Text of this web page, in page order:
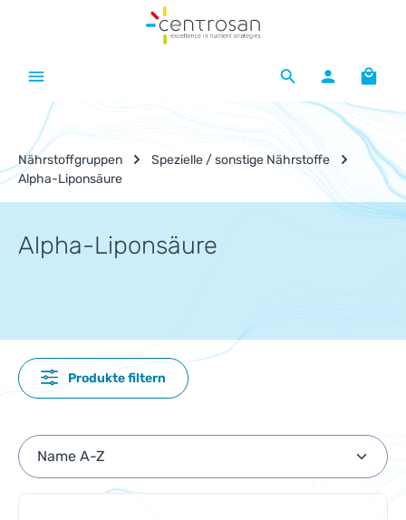
Zum Hauptinhalt springen
Nährstoffgruppen
Spezielle / sonstige Nährstoffe
Alpha-Liponsäure
Alpha-Liponsäure
Produkte filtern